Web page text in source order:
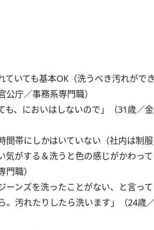
ていても基本OK（洗うべき汚れがで
公庁／事務系専門職）
も、においはしないので」（31歳／
間帯にしかはいていない（社内は制
気がする＆洗うと色の感じがかわっ
職）
ーンズを洗ったことがない、と言っ
。汚れたりしたら洗います」（24歳